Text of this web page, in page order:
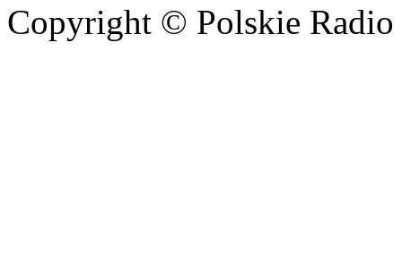
Copyright © Polskie